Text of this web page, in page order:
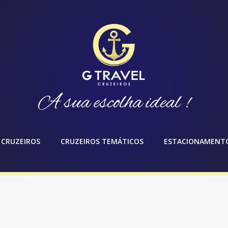
A sua escolha ideal !
CRUZEIROS CRUZEIROS TEMÁTICOS